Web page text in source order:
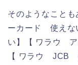
そのようなこと
ーカード 使え
い】【 ワラウ ア
【 ワラウ JCB